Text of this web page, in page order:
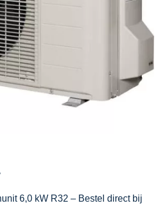
6,0 kW R32 – Bestel direct bij